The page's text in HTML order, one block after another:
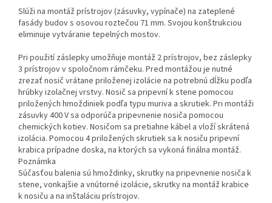
Slúži na montáž prístrojov (zásuvky, vypínače) na zateplené
fasády budov s osovou roztečou 71 mm. Svojou konštrukciou
eliminuje vytváranie tepelných mostov.
Pri použití záslepky umožňuje montáž 2 prístrojov, bez záslepky
3 prístrojov v spoločnom rámčeku. Pred montážou je nutné
zrezať nosič vrátane priloženej izolácie na potrebnú dĺžku podľa
hrúbky izolačnej vrstvy. Nosič sa pripevní k stene pomocou
priložených hmoždiniek podľa typu muriva a skrutiek. Pri montáži
zásuvky 400 V sa odporúča pripevnenie nosiča pomocou
chemických kotiev. Nosičom sa pretiahne kábel a vloží skrátená
izolácia. Pomocou 4 priložených skrutiek sa k nosiču pripevní
krabica prípadne doska, na ktorých sa vykoná finálna montáž.
Poznámka
Súčasťou balenia sú hmoždinky, skrutky na pripevnenie nosiča k
stene, vonkajšie a vnútorné izolácie, skrutky na montáž krabice
k nosiču a na inštaláciu prístrojov.